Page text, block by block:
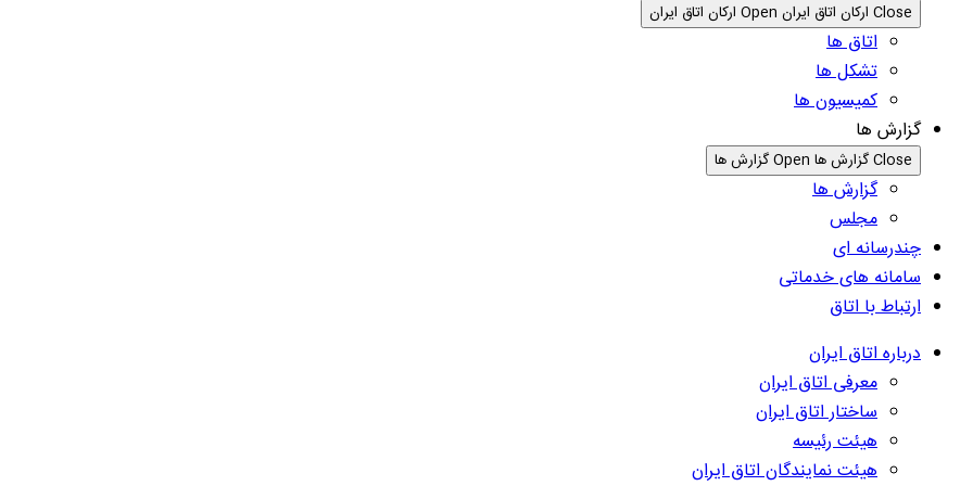
Close ارکان اتاق ایران Open ارکان اتاق ایران
اتاق ها
تشکل ها
کمیسیون ها
گزارش ها
Close گزارش ها Open گزارش ها
گزارش ها
مجلس
چندرسانه ای
سامانه های خدماتی
ارتباط با اتاق
درباره اتاق ایران
معرفی اتاق ایران
ساختار اتاق ایران
هیئت رئیسه
هیئت نمایندگان اتاق ایران